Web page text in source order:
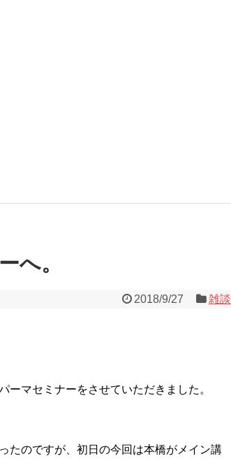
へ。
2018/9/27 雑談
ーマセミナーをさせていただきました。
たのですが、初日の今回は本橋がメイン講